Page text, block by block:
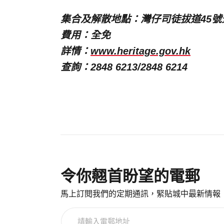
集合及解散地點：灣仔司徒拔道45
費用：全免
詳情： www.heritage.gov.hk
查詢：2848 6213/2848 6214
令你翹首盼望的電郵
馬上訂閱我們的定期通訊，緊貼城中最新情報